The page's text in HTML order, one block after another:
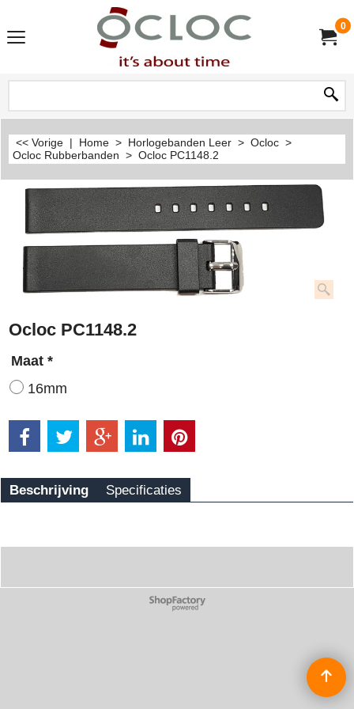
0
<< Vorige | Home > Horlogebanden Leer > Ocloc >
Ocloc Rubberbanden > Ocloc PC1148.2
Ocloc PC1148.2
Maat *
16mm
Beschrijving Specificaties
Webwinkel gemaakt met
ShopFactory webwinkel